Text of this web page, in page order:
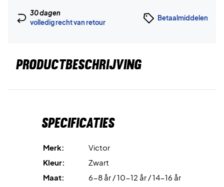
30 dagen
volledig recht van retour
Betaalmiddelen
PRODUCTBESCHRIJVING
Specificaties
Merk:
Victor
Kleur:
Zwart
Maat:
6-8 år / 10-12 år / 14-16 år